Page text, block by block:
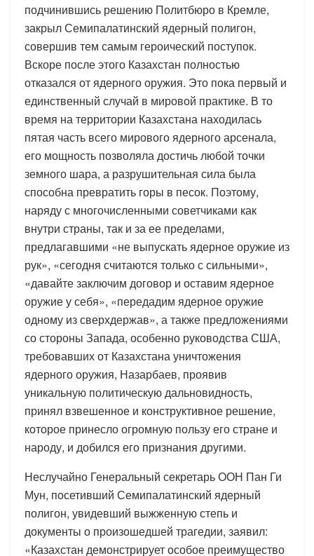
подчинившись решению Политбюро в Кремле,
закрыл Семипалатинский ядерный полигон,
совершив тем самым героический поступок.
Вскоре после этого Казахстан полностью
отказался от ядерного оружия. Это пока первый и
единственный случай в мировой практике. В то
время на территории Казахстана находилась
пятая часть всего мирового ядерного арсенала,
его мощность позволяла достичь любой точки
земного шара, а разрушительная сила была
способна превратить горы в песок. Поэтому,
наряду с многочисленными советчиками как
внутри страны, так и за ее пределами,
предлагавшими «не выпускать ядерное оружие из
рук», «сегодня считаются только с сильными»,
«давайте заключим договор и оставим ядерное
оружие у себя», «передадим ядерное оружие
одному из сверхдержав», а также предложениями
со стороны Запада, особенно руководства США,
требовавших от Казахстана уничтожения
ядерного оружия, Назарбаев, проявив
уникальную политическую дальновидность,
принял взвешенное и конструктивное решение,
которое принесло огромную пользу его стране и
народу, и добился его признания другими.
Неслучайно Генеральный секретарь ООН Пан Ги
Мун, посетивший Семипалатинский ядерный
полигон, увидевший выжженную степь и
документы о произошедшей трагедии, заявил:
«Казахстан демонстрирует особое преимущество